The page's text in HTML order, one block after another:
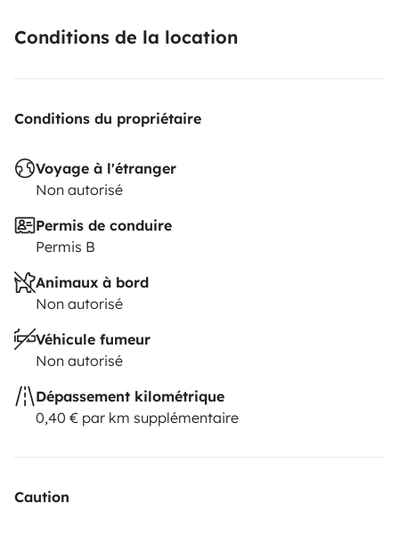
Conditions de la location
Conditions du propriétaire
Voyage à l'étranger
Non autorisé
Permis de conduire
Permis B
Animaux à bord
Non autorisé
Véhicule fumeur
Non autorisé
Dépassement kilométrique
0,40 € par km supplémentaire
Caution